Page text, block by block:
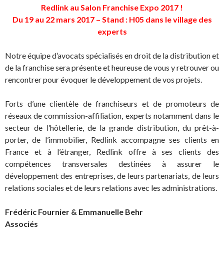
Redlink au Salon Franchise Expo 2017 !
Du 19 au 22 mars 2017 – Stand : H05 dans le village des
experts
Notre équipe d’avocats spécialisés en droit de la distribution et
de la franchise sera présente et heureuse de vous y retrouver ou
rencontrer pour évoquer le développement de vos projets.
Forts d’une clientèle de franchiseurs et de promoteurs de
réseaux de commission-affiliation, experts notamment dans le
secteur de l’hôtellerie, de la grande distribution, du prêt-à-
porter, de l’immobilier, Redlink accompagne ses clients en
France et à l’étranger, Redlink offre à ses clients des
compétences transversales destinées à assurer le
développement des entreprises, de leurs partenariats, de leurs
relations sociales et de leurs relations avec les administrations.
Frédéric Fournier & Emmanuelle Behr
Associés